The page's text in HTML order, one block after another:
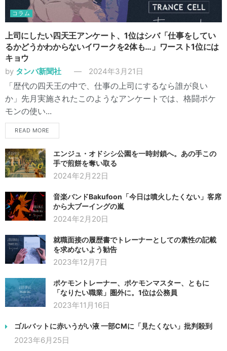
コラム
上司にしたい四天王アンケート、1位はシバ「仕事をしてい
るかどうかわからないイワークを2体も…」ワースト1位には
キョウ
by タンバ新聞社 2024年3月21日
「歴代の四天王の中で、仕事の上司にするなら誰が良い
か」先月実施されたこのようなアンケートでは、格闘ポケ
モンの使い...
READ MORE
エンジュ・オドシシ公園を一時封鎖へ。あの手この
手で煎餅を奪い取る
2024年2月22日
音楽バンドBakufoon「今日は噴火したくない」客席
から大ブーイングの嵐
2024年2月20日
就職面接の履歴書でトレーナーとしての素性の記載
を求めないよう勧告
2023年12月7日
ポケモントレーナー、ポケモンマスター、ともに
「なりたい職業」圏外に。1位は公務員
2023年11月16日
ゴルバットに赤いうがい液 一部CMに「見たくない」批判殺到
2023年6月25日